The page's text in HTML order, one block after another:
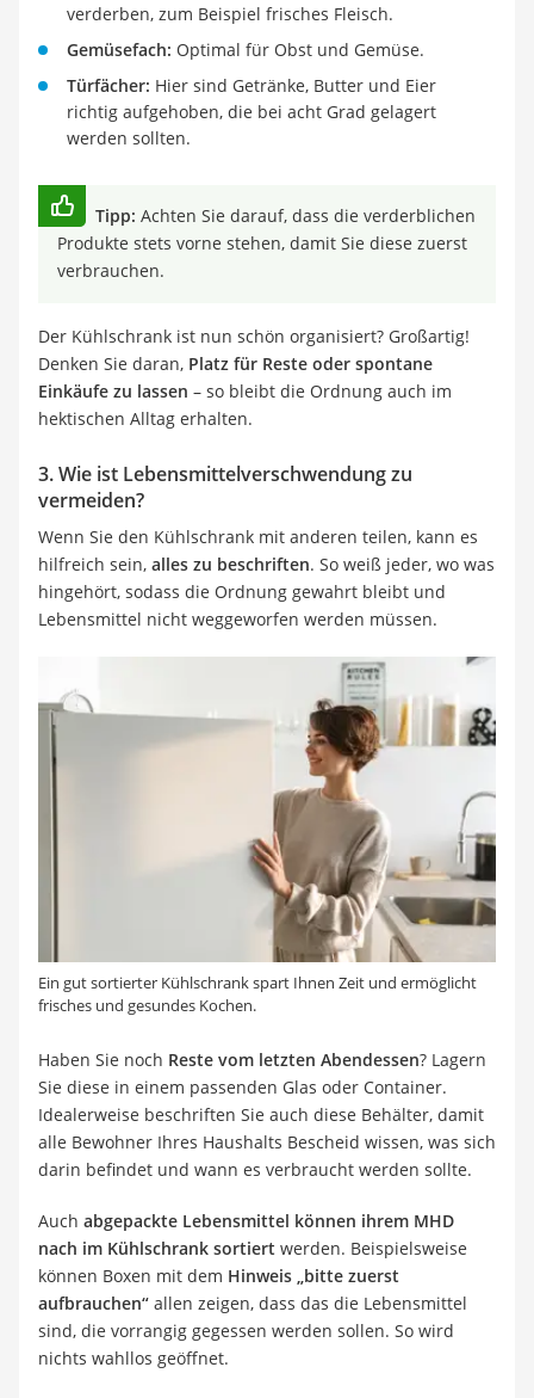
verderben, zum Beispiel frisches Fleisch.
Gemüsefach: Optimal für Obst und Gemüse.
Türfächer: Hier sind Getränke, Butter und Eier
richtig aufgehoben, die bei acht Grad gelagert
werden sollten.
Tipp: Achten Sie darauf, dass die verderblichen
Produkte stets vorne stehen, damit Sie diese zuerst
verbrauchen.
Der Kühlschrank ist nun schön organisiert? Großartig!
Denken Sie daran, Platz für Reste oder spontane
Einkäufe zu lassen – so bleibt die Ordnung auch im
hektischen Alltag erhalten.
3. Wie ist Lebensmittelverschwendung zu
vermeiden?
Wenn Sie den Kühlschrank mit anderen teilen, kann es
hilfreich sein, alles zu beschriften. So weiß jeder, wo was
hingehört, sodass die Ordnung gewahrt bleibt und
Lebensmittel nicht weggeworfen werden müssen.
Ein gut sortierter Kühlschrank spart Ihnen Zeit und ermöglicht
frisches und gesundes Kochen.
Haben Sie noch Reste vom letzten Abendessen? Lagern
Sie diese in einem passenden Glas oder Container.
Idealerweise beschriften Sie auch diese Behälter, damit
alle Bewohner Ihres Haushalts Bescheid wissen, was sich
darin befindet und wann es verbraucht werden sollte.
Auch abgepackte Lebensmittel können ihrem MHD
nach im Kühlschrank sortiert werden. Beispielsweise
können Boxen mit dem Hinweis „bitte zuerst
aufbrauchen“ allen zeigen, dass das die Lebensmittel
sind, die vorrangig gegessen werden sollen. So wird
nichts wahllos geöffnet.